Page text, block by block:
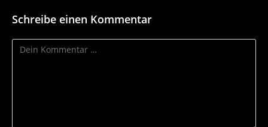
Schreibe einen Kommentar
Kommentar